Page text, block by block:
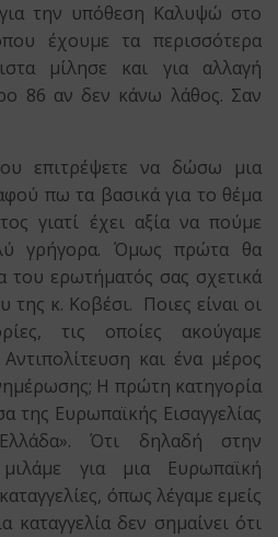
την υπόθεση Καλυψώ στο
έχουμε τα περισσότερα
μίλησε και για αλλαγή
86 αν δεν κάνω λάθος. Σαν
επιτρέψετε να δώσω μια
πω τα βασικά για το θέμα
γιατί έχει αξία να πούμε
γρήγορα. Όμως πρώτα θα
ερωτήματός σας σχετικά
της κ. Κοβέσι. Ποιες είναι οι
τις οποίες ακούγαμε
και ένα μέρος
Η πρώτη κατηγορία
της Ευρωπαϊκής Εισαγγελίας
Ότι δηλαδή στην
για μια Ευρωπαϊκή
όπως λέγαμε εμείς
δεν σημαίνει ότι